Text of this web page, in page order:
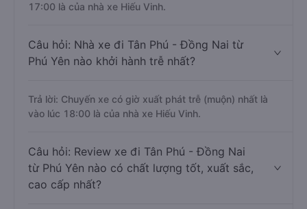
17:00 là của nhà xe Hiếu Vinh.
Câu hỏi: Nhà xe đi Tân Phú - Đồng Nai từ
Phú Yên nào khởi hành trễ nhất?
Trả lời: Chuyến xe có giờ xuất phát trễ (muộn) nhất là
vào lúc 18:00 là của nhà xe Hiếu Vinh.
Câu hỏi: Review xe đi Tân Phú - Đồng Nai
từ Phú Yên nào có chất lượng tốt, xuất sắc,
cao cấp nhất?